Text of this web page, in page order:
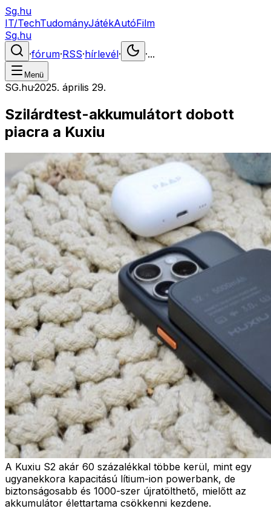
Sg.hu
IT/TechTudományJátékAutóFilm
Sg.hu
·fórum·RSS·hírlevél· ·...
Menü
SG.hu·2025. április 29.
Szilárdtest-akkumulátort dobott
piacra a Kuxiu
A Kuxiu S2 akár 60 százalékkal többe kerül, mint egy
ugyanekkora kapacitású lítium-ion powerbank, de
biztonságosabb és 1000-szer újratölthető, mielőtt az
akkumulátor élettartama csökkenni kezdene.